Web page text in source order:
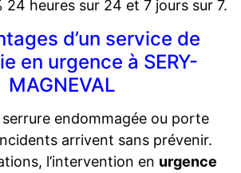
24 heures sur 24 et 7 jours sur 7.
d’un service de
en urgence à SERY-
MAGNEVAL
serrure endommagée ou porte
arrivent sans prévenir.
l’intervention en urgence